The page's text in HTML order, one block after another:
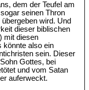
dem der Teufel am
seinen Thron
übergeben wird. Und
dieser biblischen
mit diesen
könnte also ein
sein. Dieser
Gottes, bei
und vom Satan
auferweckt.